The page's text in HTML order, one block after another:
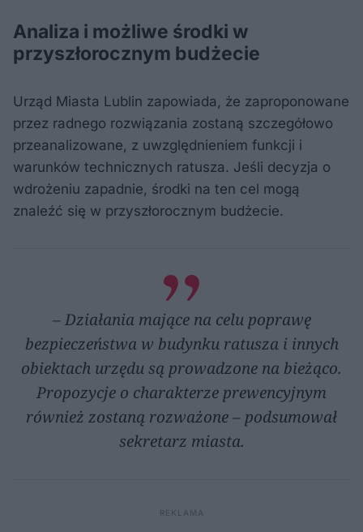
Analiza i możliwe środki w
przyszłorocznym budżecie
Urząd Miasta Lublin zapowiada, że zaproponowane
przez radnego rozwiązania zostaną szczegółowo
przeanalizowane, z uwzględnieniem funkcji i
warunków technicznych ratusza. Jeśli decyzja o
wdrożeniu zapadnie, środki na ten cel mogą
znaleźć się w przyszłorocznym budżecie.
– Działania mające na celu poprawę
bezpieczeństwa w budynku ratusza i innych
obiektach urzędu są prowadzone na bieżąco.
Propozycje o charakterze prewencyjnym
również zostaną rozważone – podsumował
sekretarz miasta.